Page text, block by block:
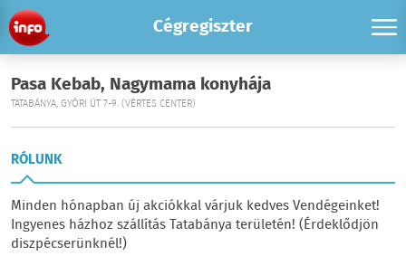
Cégregiszter
Pasa Kebab, Nagymama konyhája
TATABÁNYA, GYŐRI ÚT 7-9. (VÉRTES CENTER)
RÓLUNK
Minden hónapban új akciókkal várjuk kedves Vendégeinket!
Ingyenes házhoz szállítás Tatabánya területén! (Érdeklődjön
diszpécserünknél!)